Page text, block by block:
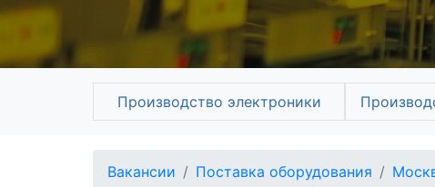
Производство электроники
Вакансии Поставка оборудования